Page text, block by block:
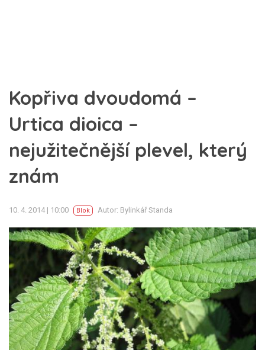
Kopřiva dvoudomá –
Urtica dioica –
nejužitečnější plevel, který
znám
10. 4. 2014 | 10:00 Blok Autor: Bylinkář Standa